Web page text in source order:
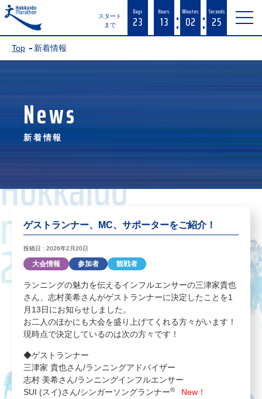
スタート
まで
Days
23
Hours
13 : Minutes
02 : Seconds
25
Top 新着情報
News
新着情報
ゲストランナー、MC、サポーターをご紹介！
投稿日 : 2026年2月20日
大会情報 参加者 観戦者
ランニングの魅力を伝えるインフルエンサーの三津家貴也
さん、志村美希さんがゲストランナーに決定したことを1
月13日にお知らせしました。
お二人のほかにも大会を盛り上げてくれる方々がいます！
現時点で決定しているのは次の方々です！
◆ゲストランナー
三津家 貴也さん/ランニングアドバイザー
志村 美希さん/ランニングインフルエンサー
SUI (スイ)さん/シンガーソングランナー® New！